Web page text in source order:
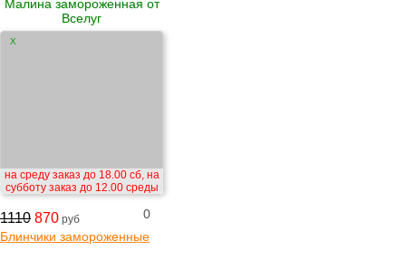
Малина замороженная от
Вселуг
X
на среду заказ до 18.00 сб, на
субботу заказ до 12.00 среды
1110 870 руб
0
Блинчики замороженные